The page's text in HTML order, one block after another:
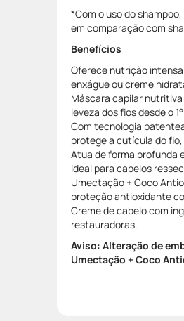
*Com o uso do
em comparação com
Benefícios
Oferece nutrição
enxágue ou creme
Máscara capilar
leveza dos fios desde o
Com tecnologia
protege a cutícula do
Atua de forma profunda
Ideal para cabelos
Umectação + Coco
proteção antioxidante
Creme de cabelo com
restauradoras.
Aviso: Alteração de
Umectação + Coco